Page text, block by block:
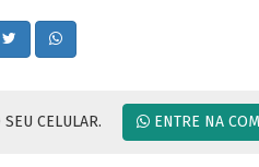
CELULAR. ENTRE NA